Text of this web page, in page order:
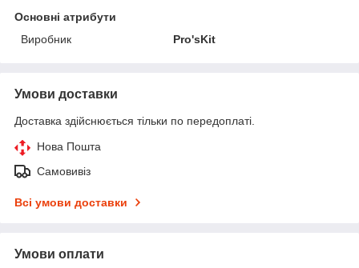
Основні атрибути
Виробник
Pro'sKit
Умови доставки
Доставка здійснюється тільки по передоплаті.
Нова Пошта
Самовивіз
Всі умови доставки
Умови оплати